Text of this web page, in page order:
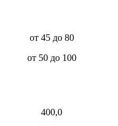
от 45 до 80
от 50 до 100
400,0